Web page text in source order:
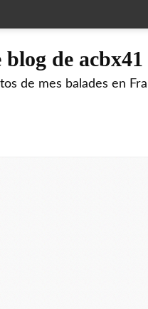
blog de acbx41
de mes balades en